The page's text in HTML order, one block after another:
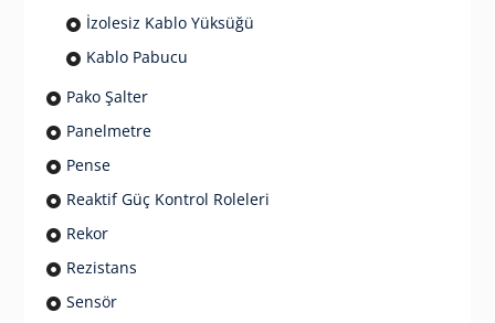
İzolesiz Kablo Yüksüğü
Kablo Pabucu
Pako Şalter
Panelmetre
Pense
Reaktif Güç Kontrol Roleleri
Rekor
Rezistans
Sensör